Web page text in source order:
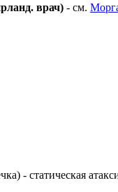
врач) - см.
- статическая